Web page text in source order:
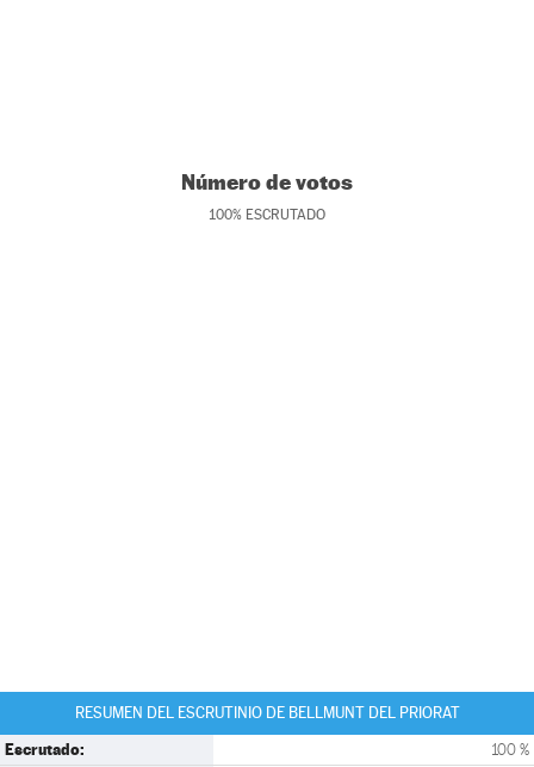
Número de votos
100% ESCRUTADO
RESUMEN DEL ESCRUTINIO DE BELLMUNT DEL PRIORAT
Escrutado: 100 %